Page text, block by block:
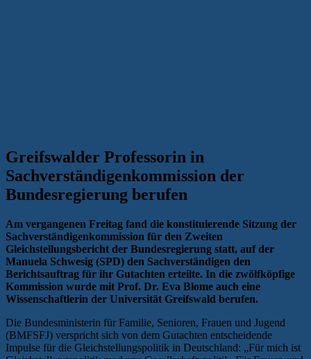
Greifswalder Professorin in
Sachverständigenkommission der
Bundesregierung berufen
Am vergangenen Freitag fand die konstituierende Sitzung der
Sachverständigenkommission für den Zweiten
Gleichstellungsbericht der Bundesregierung statt, auf der
Manuela Schwesig (SPD) den Sachverständigen den
Berichtsauftrag für ihr Gutachten erteilte. In die zwölfköpfige
Kommission wurde mit Prof. Dr. Eva Blome auch eine
Wissenschaftlerin der Universität Greifswald berufen.
Die Bundesministerin für Familie, Senioren, Frauen und Jugend
(BMFSFJ) verspricht sich von dem Gutachten entscheidende
Impulse für die Gleichstellungspolitik in Deutschland: „Für mich ist